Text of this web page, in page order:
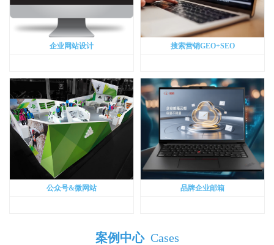
企业网站设计 搜索营销GEO+SEO
公众号&微网站 品牌企业邮箱
案例中心 Cases